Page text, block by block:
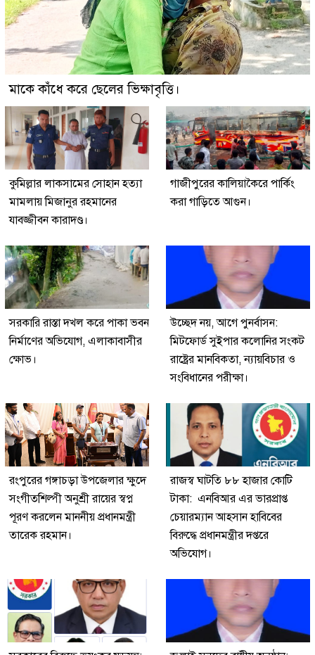
মাকে কাঁধে করে ছেলের ভিক্ষাবৃত্তি।
কুমিল্লার লাকসামের সোহান হত্যা
মামলায় মিজানুর রহমানের
যাবজ্জীবন কারাদণ্ড।
গাজীপুরের কালিয়াকৈরে পার্কিং
করা গাড়িতে আগুন।
সরকারি রাস্তা দখল করে পাকা ভবন
নির্মাণের অভিযোগ, এলাকাবাসীর
ক্ষোভ।
উচ্ছেদ নয়, আগে পুনর্বাসন:
মিটফোর্ড সুইপার কলোনির সংকট
রাষ্ট্রের মানবিকতা, ন্যায়বিচার ও
সংবিধানের পরীক্ষা।
রংপুরের গঙ্গাচড়া উপজেলার ক্ষুদে
সংগীতশিল্পী অনুশ্রী রায়ের স্বপ্ন
পূরণ করলেন মাননীয় প্রধানমন্ত্রী
তারেক রহমান।
রাজস্ব ঘাটতি ৮৮ হাজার কোটি
টাকা: এনবিআর এর ভারপ্রাপ্ত
চেয়ারম্যান আহসান হাবিবের
বিরুদ্ধে প্রধানমন্ত্রীর দপ্তরে
অভিযোগ।